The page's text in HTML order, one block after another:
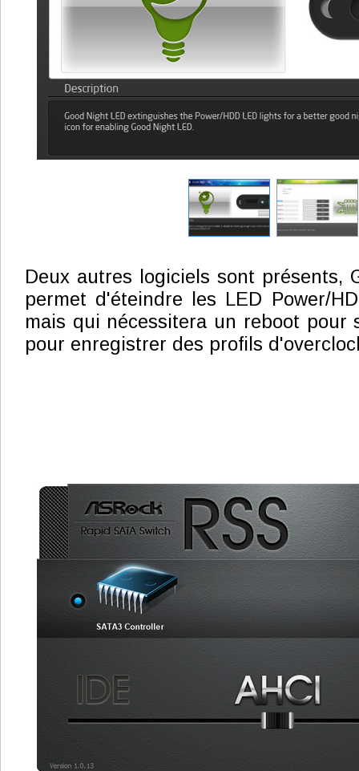
Deux autres logiciels sont présents,
permet d'éteindre les LED Power/
mais qui nécessitera un reboot pour
pour enregistrer des profils